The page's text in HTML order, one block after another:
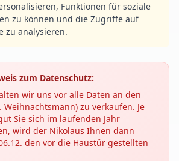
Funktionen für soziale
zu können und die Zugriffe auf
zu analysieren.
zum Datenschutz:
wir uns vor alle Daten an den
Weihnachtsmann) zu verkaufen. Je
Sie sich im laufenden Jahr
wird der Nikolaus Ihnen dann
den vor die Haustür gestellten